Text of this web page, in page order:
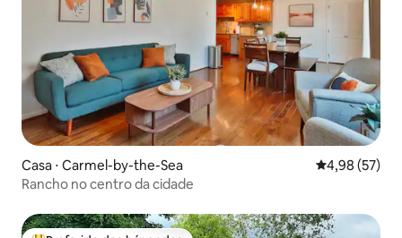
Casa ⋅ Carmel-by-the-Sea 4,98 de uma
4,98 (57)
Rancho no centro da cidade